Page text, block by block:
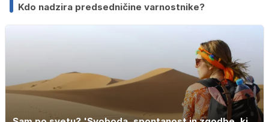
Kdo nadzira predsedničine varnostnike?